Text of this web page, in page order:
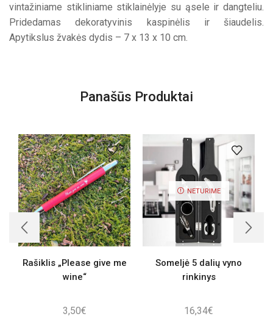
vintažiniame stikliniame stiklainėlyje su ąsele ir dangteliu.
Pridedamas dekoratyvinis kaspinėlis ir šiaudelis.
Apytikslus žvakės dydis – 7 x 13 x 10 cm.
Panašūs Produktai
Rašiklis „Please give me
wine“
3,50€
NETURIME
Someljė 5 dalių vyno
rinkinys
16,34€